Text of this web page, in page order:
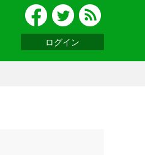
ログイン